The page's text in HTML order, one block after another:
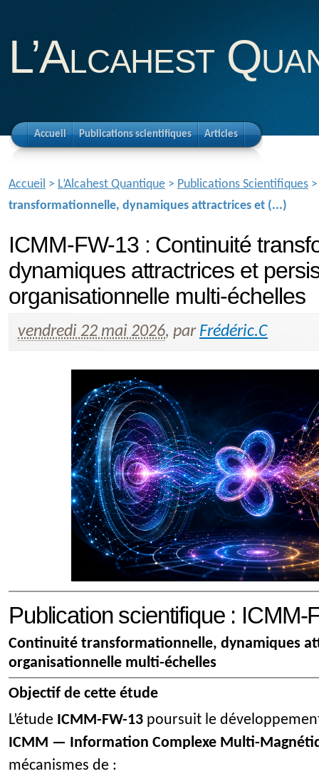
L’Alcahest
Accueil Publications scientifiques Articles
Accueil > L’Alcahest Quantique > Publications Scientifiques
transformationnelle, dynamiques attractrices et (...)
ICMM-FW-13 : Continuité
dynamiques attractrices et
organisationnelle multi-échelles
vendredi 22 mai 2026, par Frédéric.C
Publication scientifique : ICMM-
Continuité transformationnelle, dynamiques
organisationnelle multi-échelles
Objectif de cette étude
L’étude ICMM-FW-13 poursuit le
ICMM — Information Complexe Multi-
mécanismes de :